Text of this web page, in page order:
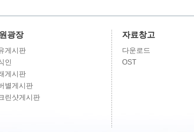
광장
게시판
인
게시판
별게시판
린샷게시판
자료창고
다운로드
OST